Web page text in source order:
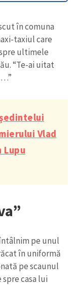
în comuna
taxiul care
ultimele
“Te-ai uitat
…”
Vlad
Lupu
pe unul
în uniformă
pe scaunul
casa lui